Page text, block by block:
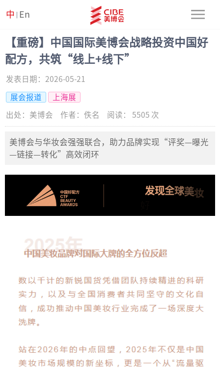
中 En
【重磅】中国国际美博会战略投资中国好
配方，共筑“线上+线下”
发表日期： 2026-05-21
展会报道 上海展
出处： 美博会 作者： 佚名 阅读： 5505 次
美博会与华妆会强强联合，助力品牌实现“评奖—曝光
—链接—转化”高效闭环